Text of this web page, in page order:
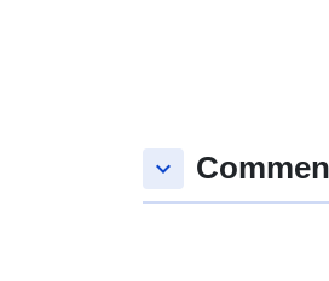
keyboard_arrow_down